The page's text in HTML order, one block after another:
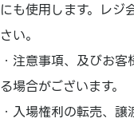
にも使用します。レジ
さい。
・注意事項、及びお
る場合がございます。
・入場権利の転売、